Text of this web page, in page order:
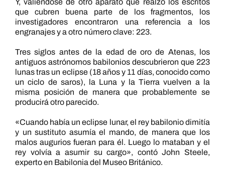
que cubren buena parte de los fragmentos, los
investigadores encontraron una referencia a los
engranajes y a otro número clave: 223.
Tres siglos antes de la edad de oro de Atenas, los
antiguos astrónomos babilonios descubrieron que 223
lunas tras un eclipse (18 años y 11 días, conocido como
un ciclo de saros), la Luna y la Tierra vuelven a la
misma posición de manera que probablemente se
producirá otro parecido.
«Cuando había un eclipse lunar, el rey babilonio dimitía
y un sustituto asumía el mando, de manera que los
malos augurios fueran para él. Luego lo mataban y el
rey volvía a asumir su cargo», contó John Steele,
experto en Babilonia del Museo Británico.